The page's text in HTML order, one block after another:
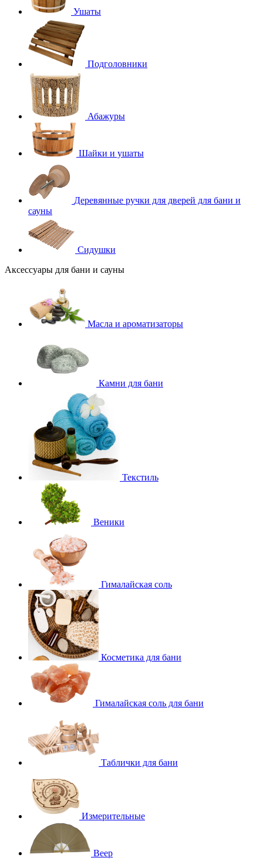
Ушаты
Подголовники
Абажуры
Шайки и ушаты
Деревянные ручки для дверей для бани и
сауны
Сидушки
Аксессуары для бани и сауны
Масла и ароматизаторы
Камни для бани
Текстиль
Веники
Гималайская соль
Косметика для бани
Гималайская соль для бани
Таблички для бани
Измерительные
Веер